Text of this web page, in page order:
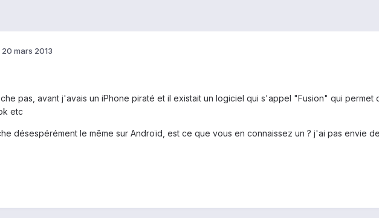
20 mars 2013
pas, avant j'avais un iPhone piraté et il existait un logiciel qui s'appel "Fusion" qui
etc
désespérément le même sur Androïd, est ce que vous en connaissez un ? j'ai pas envie